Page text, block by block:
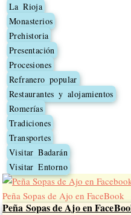
La Rioja
Monasterios
Prehistoria
Presentación
Procesiones
Refranero popular
Restaurantes y alojamientos
Romerías
Tradiciones
Transportes
Visitar Badarán
Visitar Entorno
Peña Sopas de Ajo en FaceBook
Peña Sopas de Ajo en